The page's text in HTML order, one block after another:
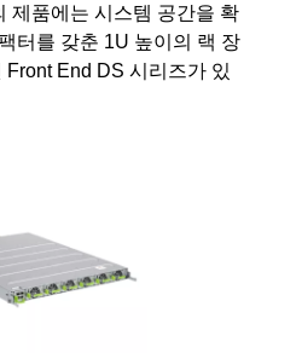
제품에는 시스템 공간을 확
터를 갖춘 1U 높이의 랙 장
End DS 시리즈가 있